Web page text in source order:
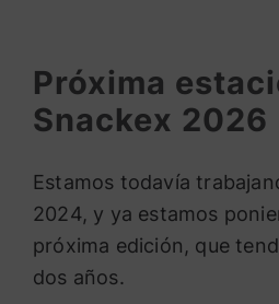
Próxima
Snackex 2026
Estamos todavía
2024, y ya estamos
próxima edición, que
dos años.